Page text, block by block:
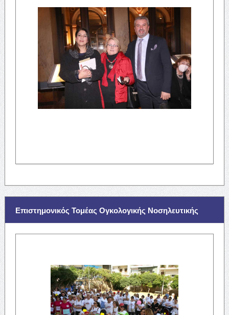
Επιστημονικός Τομέας Ογκολογικής Νοσηλευτικής